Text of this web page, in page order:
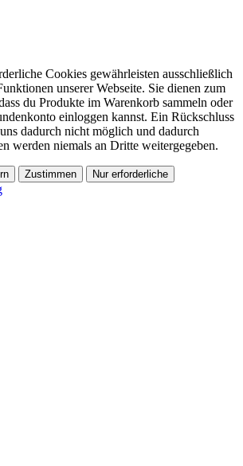
Cookies gewährleisten ausschließlich
unserer Webseite. Sie dienen zum
du Produkte im Warenkorb sammeln oder
einloggen kannst. Ein Rückschluss
dadurch nicht möglich und dadurch
werden niemals an Dritte weitergegeben.
Zustimmen Nur erforderliche